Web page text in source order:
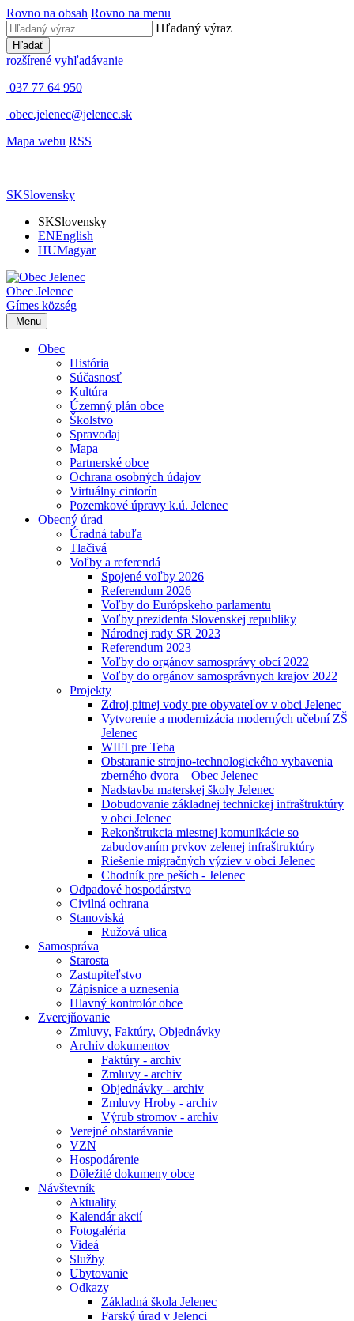
Rovno na obsah Rovno na menu
Hľadaný výraz
Hľadať
rozšírené vyhľadávanie
037 77 64 950
obec.jelenec@jelenec.sk
Mapa webu RSS
SKSlovensky
SKSlovensky
ENEnglish
HUMagyar
Obec Jelenec
Gímes község
Menu
Obec
História
Súčasnosť
Kultúra
Územný plán obce
Školstvo
Spravodaj
Mapa
Partnerské obce
Ochrana osobných údajov
Virtuálny cintorín
Pozemkové úpravy k.ú. Jelenec
Obecný úrad
Úradná tabuľa
Tlačivá
Voľby a referendá
Spojené voľby 2026
Referendum 2026
Voľby do Európskeho parlamentu
Voľby prezidenta Slovenskej republiky
Národnej rady SR 2023
Referendum 2023
Voľby do orgánov samosprávy obcí 2022
Voľby do orgánov samosprávnych krajov 2022
Projekty
Zdroj pitnej vody pre obyvateľov v obci Jelenec
Vytvorenie a modernizácia moderných učební ZŠ
Jelenec
WIFI pre Teba
Obstaranie strojno-technologického vybavenia
zberného dvora – Obec Jelenec
Nadstavba materskej školy Jelenec
Dobudovanie základnej technickej infraštruktúry
v obci Jelenec
Rekonštrukcia miestnej komunikácie so
zabudovaním prvkov zelenej infraštruktúry
Riešenie migračných výziev v obci Jelenec
Chodník pre peších - Jelenec
Odpadové hospodárstvo
Civilná ochrana
Stanoviská
Ružová ulica
Samospráva
Starosta
Zastupiteľstvo
Zápisnice a uznesenia
Hlavný kontrolór obce
Zverejňovanie
Zmluvy, Faktúry, Objednávky
Archív dokumentov
Faktúry - archiv
Zmluvy - archiv
Objednávky - archiv
Zmluvy Hroby - archiv
Výrub stromov - archiv
Verejné obstarávanie
VZN
Hospodárenie
Dôležité dokumeny obce
Návštevník
Aktuality
Kalendár akcií
Fotogaléria
Videá
Služby
Ubytovanie
Odkazy
Základná škola Jelenec
Farský úrad v Jelenci